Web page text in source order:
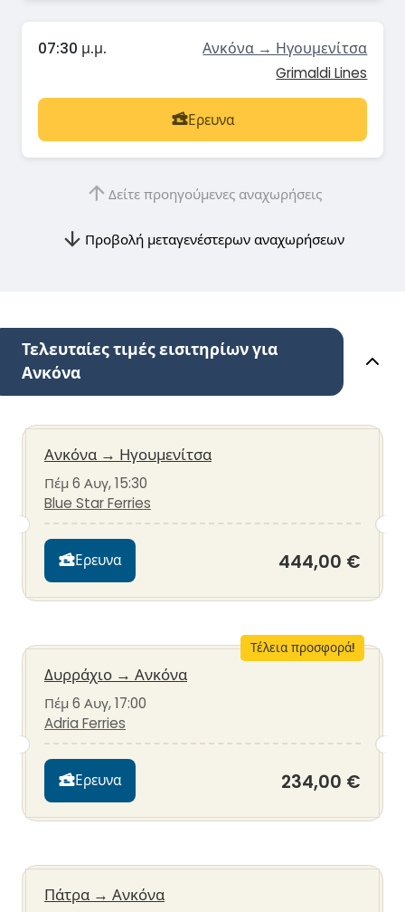
07:30 μ.μ. Ανκόνα → Ηγουμενίτσα
Grimaldi Lines
Ερευνα
Δείτε προηγούμενες αναχωρήσεις
Προβολή μεταγενέστερων αναχωρήσεων
Τελευταίες τιμές εισιτηρίων για
Ανκόνα
Ανκόνα → Ηγουμενίτσα
Πέμ 6 Αυγ, 15:30
Blue Star Ferries
Ερευνα 444,00 €
Τέλεια προσφορά!
Δυρράχιο → Ανκόνα
Πέμ 6 Αυγ, 17:00
Adria Ferries
Ερευνα 234,00 €
Πάτρα → Ανκόνα